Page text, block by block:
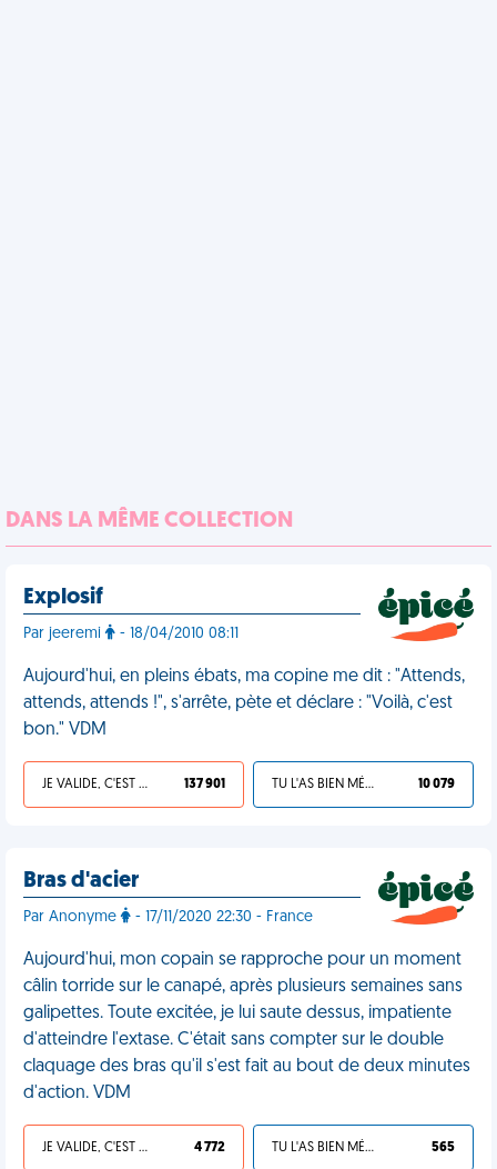
DANS LA MÊME COLLECTION
Explosif
Par jeeremi - 18/04/2010 08:11
Aujourd'hui, en pleins ébats, ma copine me dit : "Attends,
attends, attends !", s'arrête, pète et déclare : "Voilà, c'est
bon." VDM
JE VALIDE, C'EST UNE VDM 137 901 TU L'AS BIEN MÉRITÉ 10 079
Bras d'acier
Par Anonyme - 17/11/2020 22:30 - France
Aujourd'hui, mon copain se rapproche pour un moment
câlin torride sur le canapé, après plusieurs semaines sans
galipettes. Toute excitée, je lui saute dessus, impatiente
d'atteindre l'extase. C'était sans compter sur le double
claquage des bras qu'il s'est fait au bout de deux minutes
d'action. VDM
JE VALIDE, C'EST UNE VDM 4 772 TU L'AS BIEN MÉRITÉ 565